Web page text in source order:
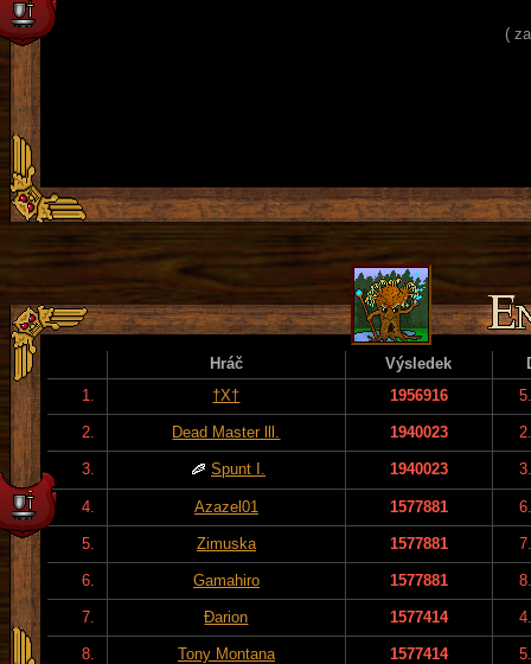
(
Hráč Výsledek
1.
†X† 1956916
2. Dead Master lll. 1940023
3. Spunt I. 1940023
4. Azazel01 1577881
5. Zimuska 1577881
6. Gamahiro 1577881
7. Đarion 1577414
8. Tony Montana 1577414